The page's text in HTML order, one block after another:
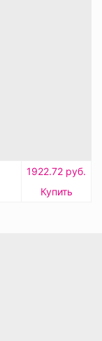
1922.72 руб.
Купить